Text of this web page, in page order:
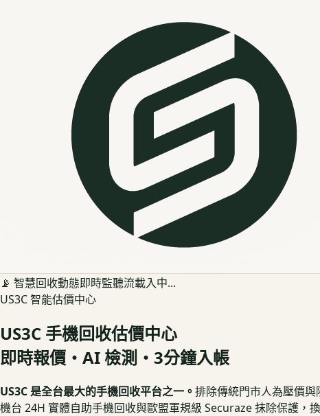
📡 智慧回收動態即時監聽流載入中...
US3C 智能估價中心
US3C 手機回收估價中心
即時報價・AI 檢測・3分鐘入帳
US3C 是全台最大的手機回收平台之一。 排除傳統門市人為壓價
機台 24H 實體自助手機回收與歐盟軍規級 Securaze 抹除保護，